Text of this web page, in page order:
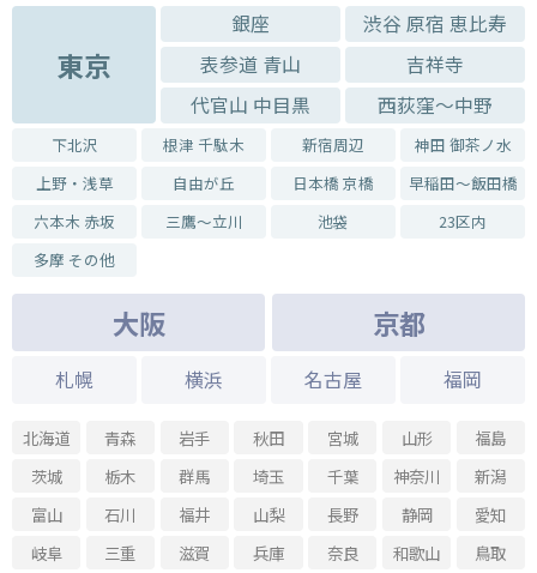
東京
銀座
渋谷 原宿 恵比寿
表参道 青山
吉祥寺
代官山 中目黒
西荻窪～中野
下北沢 根津 千駄木 新宿周辺
神田 御茶ノ水
上野・浅草
自由が丘 日本橋 京橋
早稲田～飯田橋
六本木 赤坂
三鷹～立川 池袋
23区内
多摩 その他
大阪 京都
札幌 横浜 名古屋 福岡
北海道 青森 岩手 秋田 宮城 山形
福島
茨城
栃木 群馬 埼玉 千葉 神奈川
新潟
富山
石川 福井 山梨 長野 静岡
愛知
岐阜
三重 滋賀 兵庫 奈良 和歌山
鳥取